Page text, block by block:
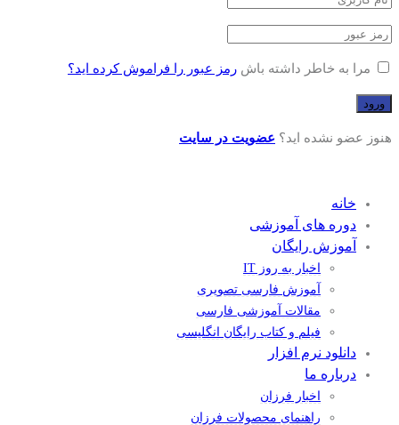
مرا به خاطر داشته باش رمز عبور را فراموش کرده اید؟
هنوز عضو نشده اید؟ عضویت در سایت
خانه
دوره های آموزشی
آموزش رایگان
اخبار به روز IT
آموزش فارسی تصویری
مقالات آموزشی فارسی
فیلم و کتاب رایگان انگلیسی
دانلود نرم افزار
درباره ما
اخبار فرزان
راهنمای محصولات فرزان